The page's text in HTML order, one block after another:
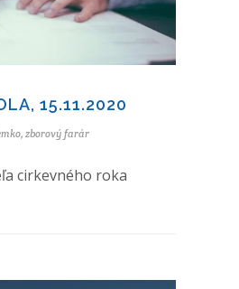
15.11.2020
zborový farár
cirkevného roka